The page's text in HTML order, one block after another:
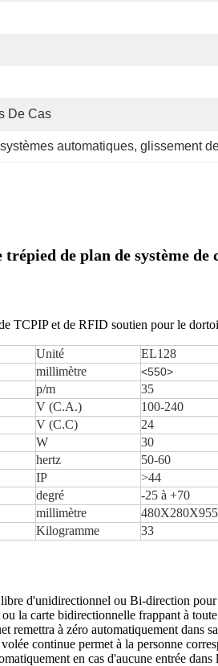
De Cas
automatiques, glissement
de plan de système
TCPIP et de RFID soutien pour le
Unité
EL128
millimètre <550>
p/m
35
V (C.A.)
100-240
V (C.C)
24
W
30
hertz
50-60
IP
>44
degré
-25 à +70
millimètre
480X280X955
Kilogramme 33
d'unidirectionnel ou Bi-direction
la carte bidirectionnelle frappant à
remettra à zéro automatiquement dans
continue permet à la personne
en cas d'aucune entrée